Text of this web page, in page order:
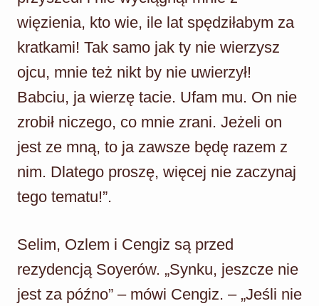
więzienia, kto wie, ile lat spędziłabym za
kratkami! Tak samo jak ty nie wierzysz
ojcu, mnie też nikt by nie uwierzył!
Babciu, ja wierzę tacie. Ufam mu. On nie
zrobił niczego, co mnie zrani. Jeżeli on
jest ze mną, to ja zawsze będę razem z
nim. Dlatego proszę, więcej nie zaczynaj
tego tematu!”.
Selim, Ozlem i Cengiz są przed
rezydencją Soyerów. „Synku, jeszcze nie
jest za późno” – mówi Cengiz. – „Jeśli nie